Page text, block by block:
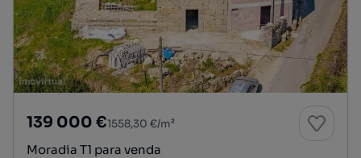
139 000 €1558,30 €/m²
Moradia T1 para venda